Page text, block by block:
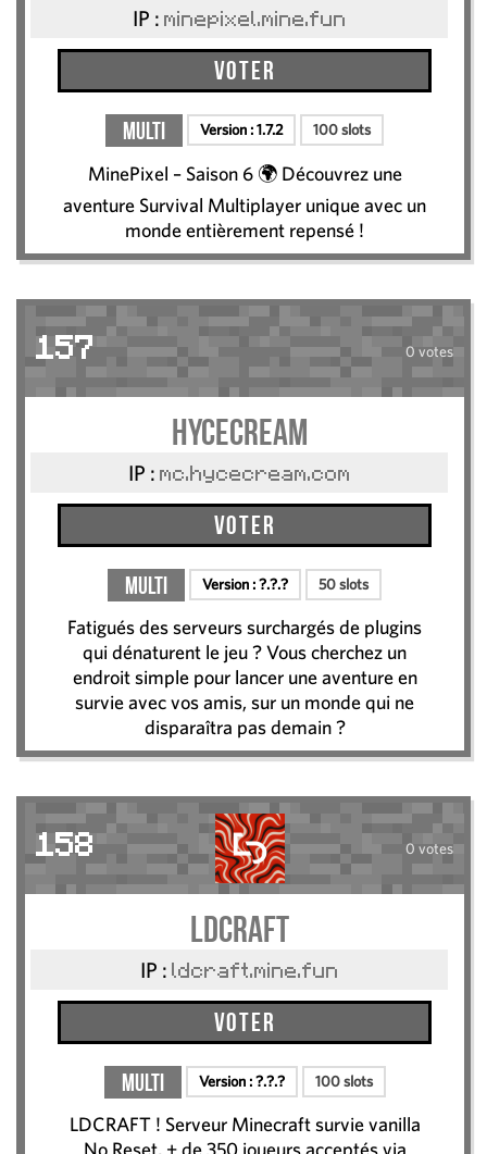
IP : minepixel.mine.fun
Voter
Multi Version :1.7.2 100 slots
MinePixel – Saison 6 🌍 Découvrez une
aventure Survival Multiplayer unique avec un
monde entièrement repensé !
157 0 votes
Hycecream
IP : mc.hycecream.com
Voter
Multi Version :?.?.? 50 slots
Fatigués des serveurs surchargés de plugins
qui dénaturent le jeu ? Vous cherchez un
endroit simple pour lancer une aventure en
survie avec vos amis, sur un monde qui ne
disparaîtra pas demain ?
158 0 votes
LDCRAFT
IP : ldcraft.mine.fun
Voter
Multi Version :?.?.? 100 slots
LDCRAFT ! Serveur Minecraft survie vanilla